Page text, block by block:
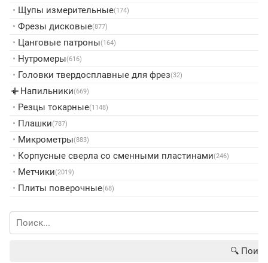
• Щупы измерительные(174)
• Фрезы дисковые(877)
• Цанговые патроны(164)
• Нутромеры(616)
• Головки твердосплавные для фрез(32)
▸ Напильники(669)
• Резцы токарные(1148)
• Плашки(787)
• Микрометры(883)
• Корпусные сверла со сменными пластинами(246)
• Метчики(2019)
• Плиты поверочные(68)
🔍︎ Поиск